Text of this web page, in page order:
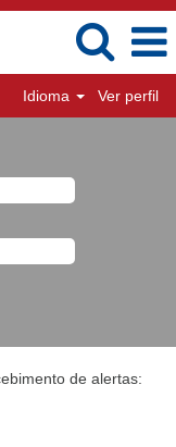
Idioma Ver perfil
de alertas: